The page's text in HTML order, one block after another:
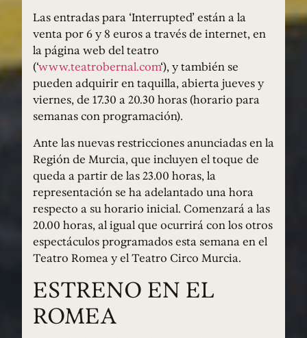
Las entradas para ‘Interrupted’ están a la
venta por 6 y 8 euros a través de internet, en
la página web del teatro
(‘www.teatrobernal.com‘), y también se
pueden adquirir en taquilla, abierta jueves y
viernes, de 17.30 a 20.30 horas (horario para
semanas con programación).
Ante las nuevas restricciones anunciadas en la
Región de Murcia, que incluyen el toque de
queda a partir de las 23.00 horas, la
representación se ha adelantado una hora
respecto a su horario inicial. Comenzará a las
20.00 horas, al igual que ocurrirá con los otros
espectáculos programados esta semana en el
Teatro Romea y el Teatro Circo Murcia.
ESTRENO EN EL
ROMEA